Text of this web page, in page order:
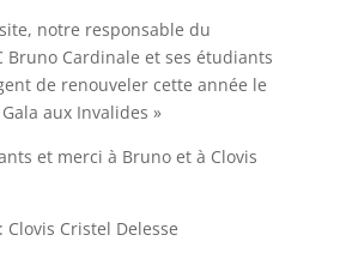
notre responsable du
Bruno Cardinale et ses étudiants
de renouveler cette année le
aux Invalides »
et merci à Bruno et à Clovis
Cristel Delesse